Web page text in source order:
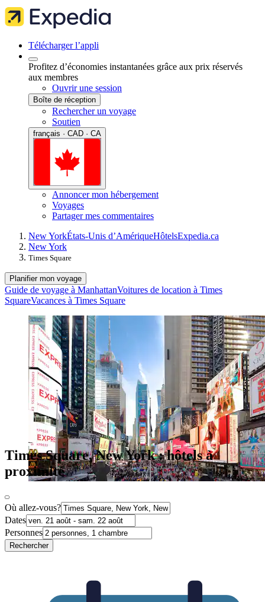
Télécharger l’appli
Profitez d’économies instantanées grâce aux prix réservés
aux membres
Ouvrir une session
Boîte de réception
Rechercher un voyage
Soutien
français · CAD · CA
Annoncer mon hébergement
Voyages
Partager mes commentaires
New YorkÉtats-Unis d’AmériqueHôtelsExpedia.ca
New York
Times Square
Planifier mon voyage
Guide de voyage à ManhattanVoitures de location à Times
SquareVacances à Times Square
Times Square, New York : hôtels à
proximité
Où allez-vous?
Dates
Personnes
Rechercher